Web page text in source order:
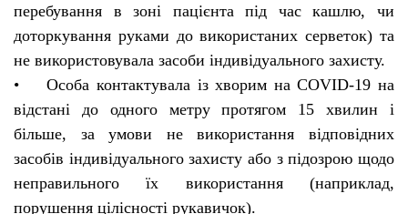
перебування в зоні пацієнта під час кашлю, чи
доторкування руками до використаних серветок) та
не використовувала засоби індивідуального захисту.
• Особа контактувала із хворим на COVID-19 на
відстані до одного метру протягом 15 хвилин і
більше, за умови не використання відповідних
засобів індивідуального захисту або з підозрою щодо
неправильного їх використання (наприклад,
порушення цілісності рукавичок).